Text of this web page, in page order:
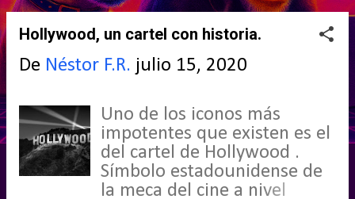
n
a
d
Hollywood, un cartel con historia.
De Néstor F.R. julio 15, 2020
Uno de los iconos más
impotentes que existen es el
del cartel de Hollywood .
Símbolo estadounidense de
la meca del cine a nivel